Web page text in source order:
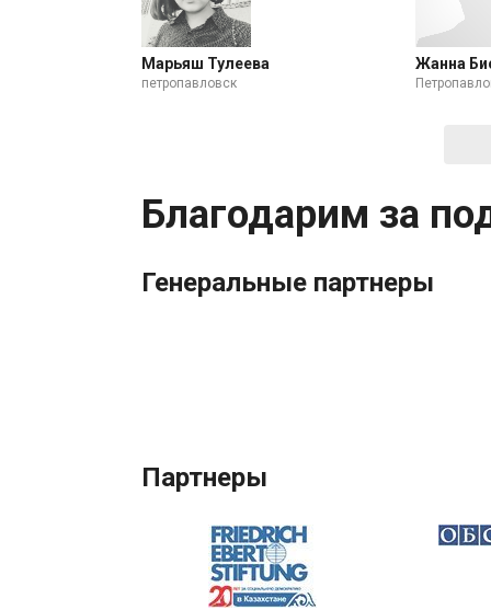
Марьяш Тулеева
петропавловск
Жанна
Благодарим за
Генеральные партнеры
Партнеры